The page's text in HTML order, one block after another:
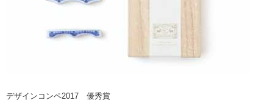
デザインコンペ2017 優秀賞